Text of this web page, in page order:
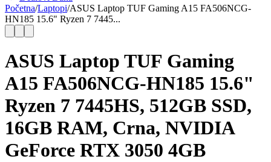
Početna/Laptopi/ASUS Laptop TUF Gaming A15 FA506NCG-
HN185 15.6" Ryzen 7 7445...
ASUS Laptop TUF Gaming
A15 FA506NCG-HN185 15.6"
Ryzen 7 7445HS, 512GB SSD,
16GB RAM, Crna, NVIDIA
GeForce RTX 3050 4GB